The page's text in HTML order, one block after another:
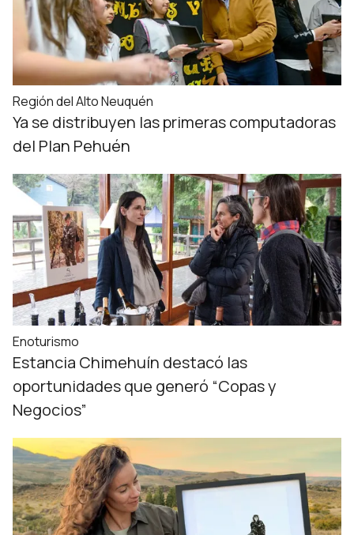
Región del Alto Neuquén
Ya se distribuyen las primeras computadoras
del Plan Pehuén
Enoturismo
Estancia Chimehuín destacó las
oportunidades que generó “Copas y
Negocios”